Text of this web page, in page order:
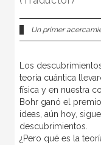
Un primer
Los
teoría cuántica
física y en nuestra
Bohr ganó el
ideas, aún hoy,
descubrimientos.
¿Pero qué es la